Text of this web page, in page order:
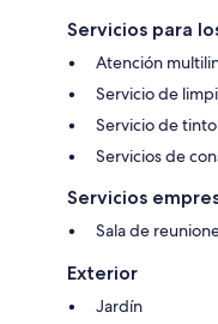
Servicios para
Atención
Servicio de
Servicio de
Servicios de
Servicios
Sala de
Exterior
Jardín